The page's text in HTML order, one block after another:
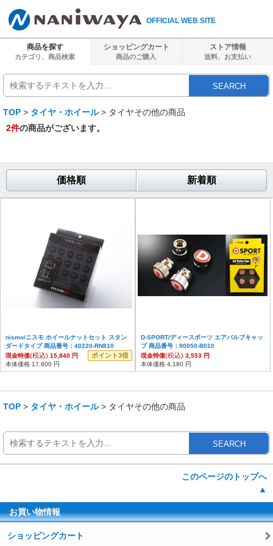
OFFICIAL WEB SITE
商品を探す
カテゴリ、商品検索
ショッピングカート
商品のご購入
ストア情報
送料、 お支払い
SEARCH
TOP > タイヤ・ホイール> タイヤその他の商品
2件の商品がございます。
価格順 新着順
nismo/ニスモ ホイールナットセット スタン
ダードタイプ 商品番号：40220-RN810
現金特価(税込) 15,840 円 ポイント3倍
本体価格 17,600 円
D-SPORT/ディースポーツ エアバルブキャッ
プ 商品番号：90050-B010
現金特価(税込) 3,553 円
本体価格 4,180 円
TOP > タイヤ・ホイール> タイヤその他の商品
SEARCH
このページのトップへ
▲
お買い物情報
ショッピングカート